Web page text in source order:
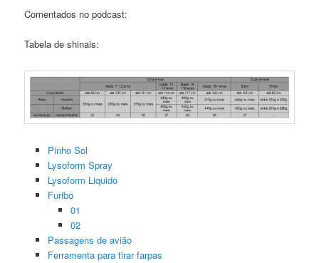
Comentados no podcast:
Tabela de shinais:
Pinho Sol
Lysoform Spray
Lysoform Liquido
Furibo
01
02
Passagens de avião
Ferramenta para tirar farpas